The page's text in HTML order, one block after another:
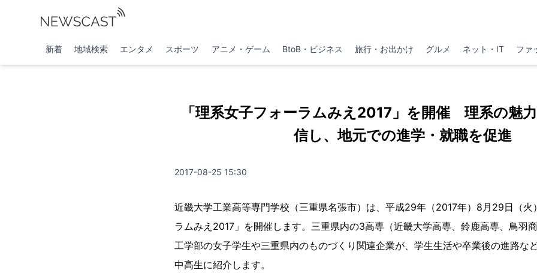
新着 地域検索 エンタメ スポーツ アニメ・ゲーム BtoB・ビジネス 旅行・お出かけ グルメ ネット・IT ファ
「理系女子フォーラムみえ2017」を開催 理系の魅
信し、地元での進学・就職を促進
2017-08-25 15:30
近畿大学工業高等専門学校（三重県名張市）は、平成29年（2017年）8月29日（火
ラムみえ2017」を開催します。三重県内の3高専（近畿大学高専、鈴鹿高専、鳥羽
工学部の女子学生や三重県内のものづくり関連企業が、学生生活や卒業後の進路な
中高生に紹介します。